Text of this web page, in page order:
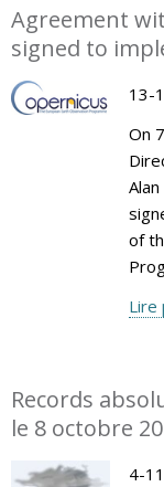
Agreement
signed to
13-
On
of
Lire
Records
le 8 octobre
4-